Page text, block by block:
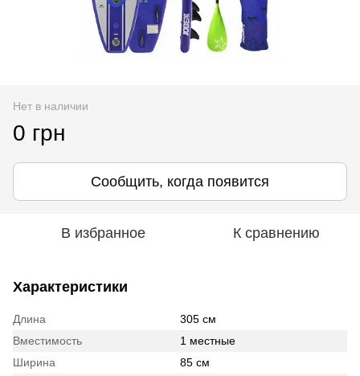
Нет в наличии
0 грн
Сообщить, когда появится
В избранное К сравнению
Характеристики
Длина
305 см
Вместимость
1 местные
Ширина
85 см